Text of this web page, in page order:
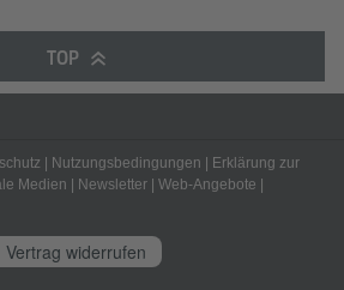
TOP
| Nutzungsbedingungen | Erklärung zur
Medien | Newsletter | Web-Angebote |
Vertrag widerrufen